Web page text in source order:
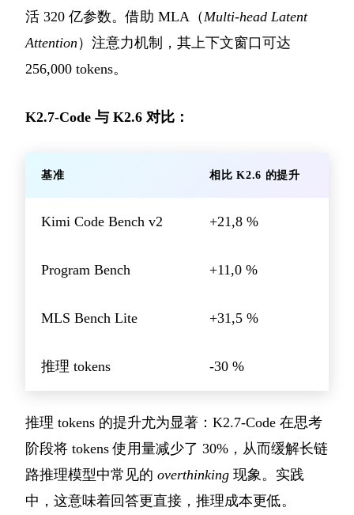
活 320 亿参数。借助 MLA（Multi-head Latent
Attention ）注意力机制，其上下文窗口可达
256,000 tokens。
K2.7-Code 与 K2.6 对比：
基准 相比 K2.6 的提升
Kimi Code Bench v2 +21,8 %
Program Bench +11,0 %
MLS Bench Lite +31,5 %
推理 tokens -30 %
推理 tokens 的提升尤为显著：K2.7-Code 在思考
阶段将 tokens 使用量减少了 30%，从而缓解长链
路推理模型中常见的 overthinking 现象。实践
中，这意味着回答更直接，推理成本更低。